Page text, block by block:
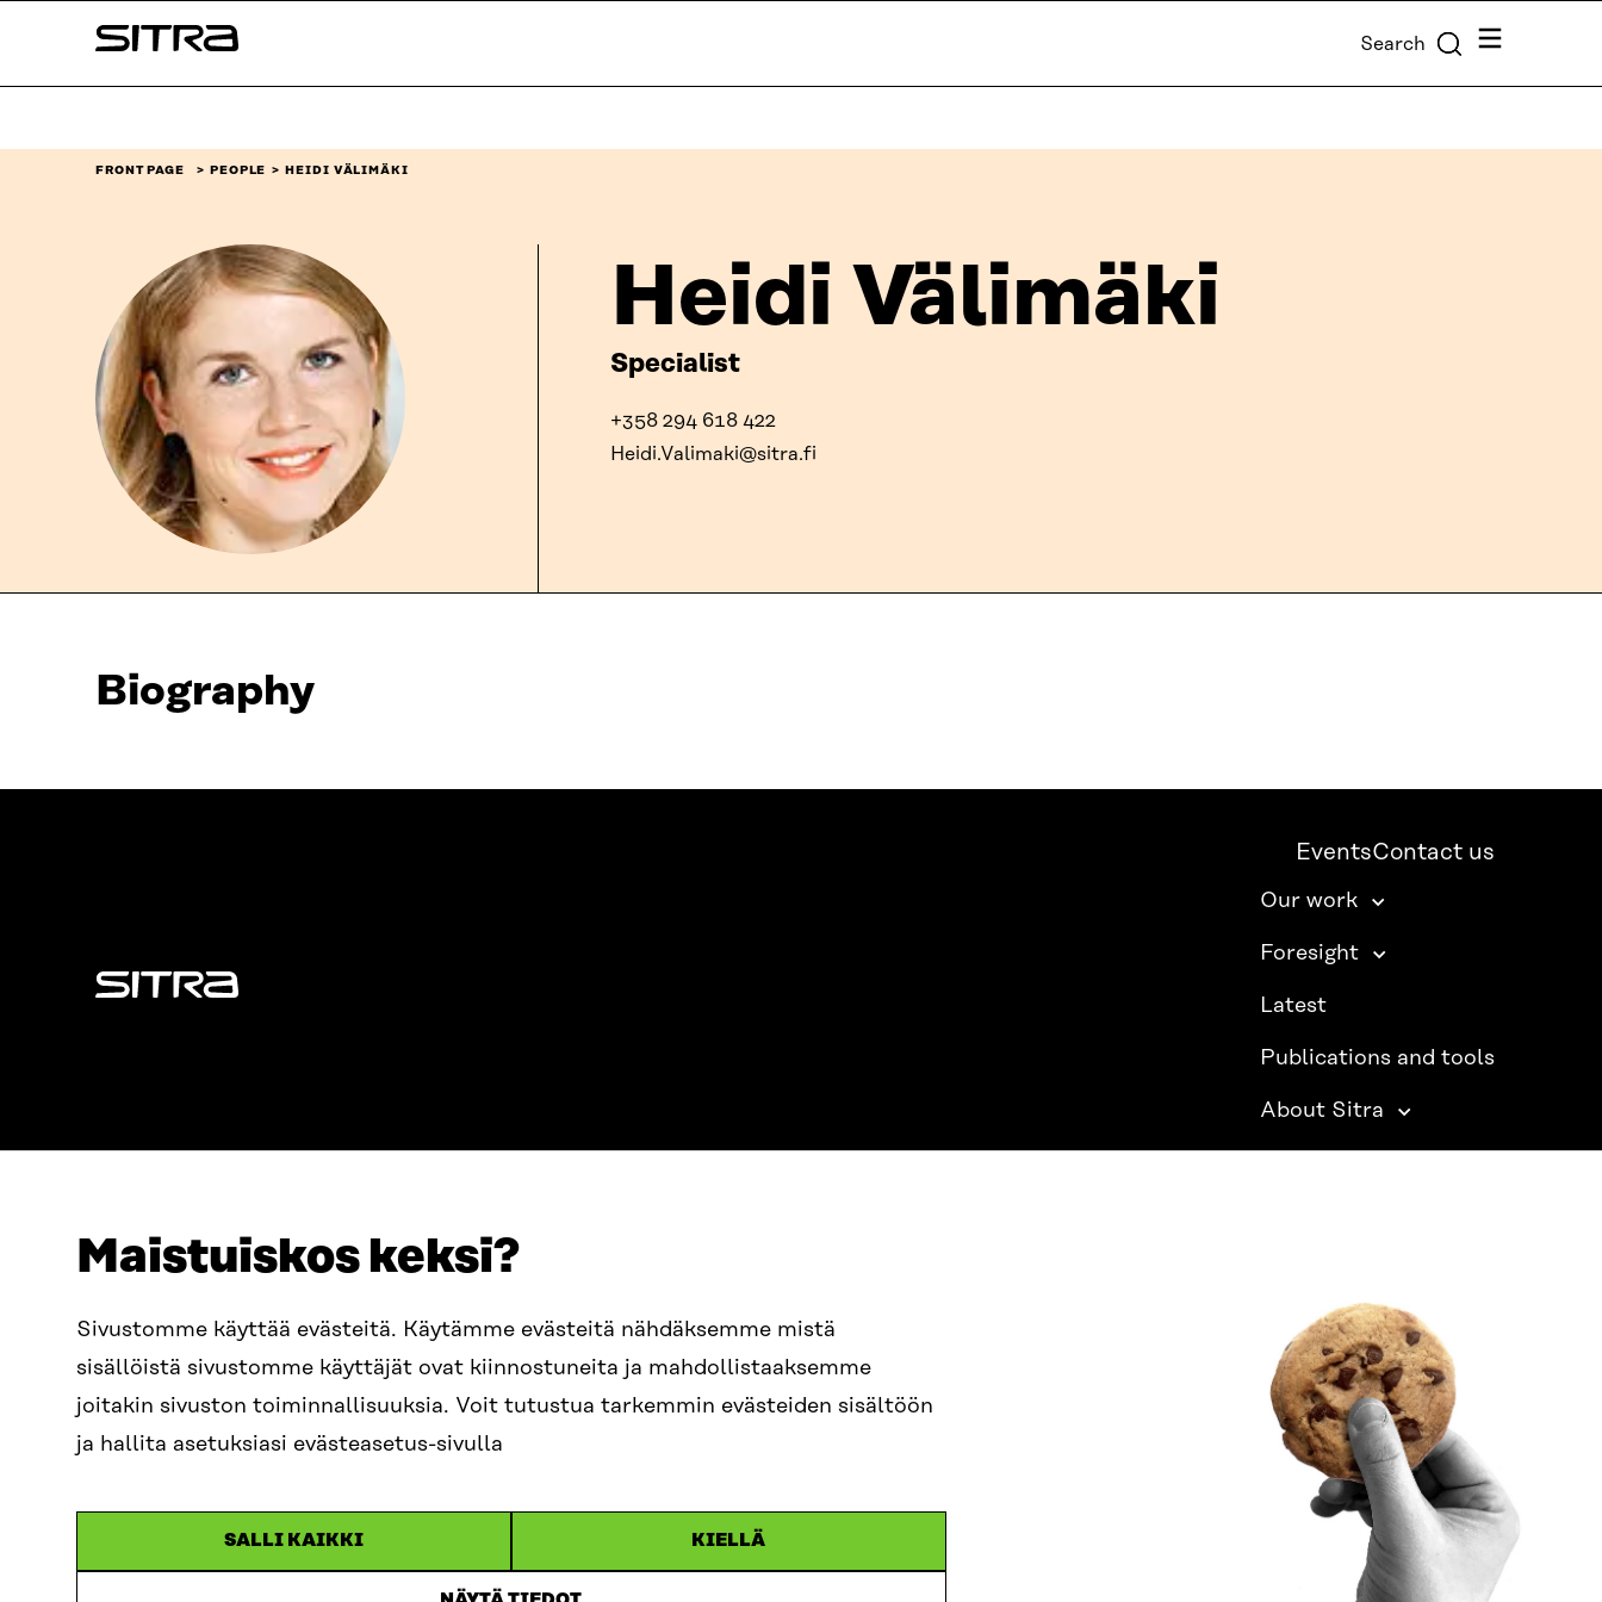
Maistuiskos keksi?
Sivustomme käyttää evästeitä. Käytämme evästeitä nähdäksemme mistä
sisällöistä sivustomme käyttäjät ovat kiinnostuneita ja mahdollistaaksemme
joitakin sivuston toiminnallisuuksia. Voit tutustua tarkemmin evästeiden sisältöön
ja hallita asetuksiasi evästeasetus-sivulla
SALLI KAIKKI KIELLÄ
↓
Sitra Search Menu
FRONT PAGE PEOPLE HEIDI VÄLIMÄKI
Heidi Välimäki
Specialist
+358 294 618 422
Heidi.Valimaki@sitra.fi
Biography
Sitra
EventsContact us
Our work
Foresight
Latest
Publications and tools
About Sitra
ADDRESS
160,
00181 Helsinki
How to get to Sitra?
BUSINESS ID
TELEPHONE
EMAIL
firstname.lastname@sitra.fi